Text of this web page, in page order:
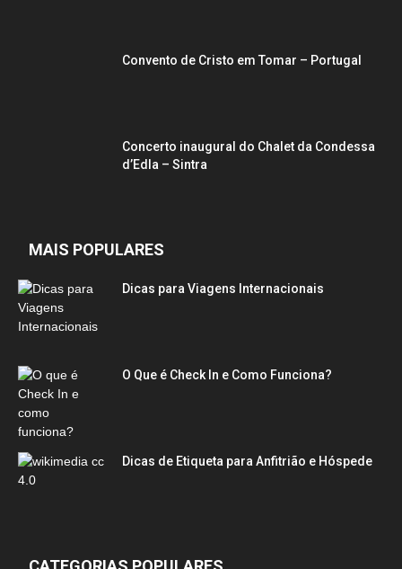
Convento de Cristo em Tomar – Portugal
Concerto inaugural do Chalet da Condessa
d’Edla – Sintra
MAIS POPULARES
Dicas para Viagens Internacionais
O Que é Check In e Como Funciona?
Dicas de Etiqueta para Anfitrião e Hóspede